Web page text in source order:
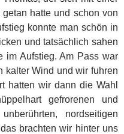
hatte und schon von
konnte man schön in
und tatsächlich sahen
im Aufstieg. Am Pass war
kalter Wind und wir fuhren
hatten wir dann die Wahl
gefrorenen und
nordseitigen
brachten wir hinter uns